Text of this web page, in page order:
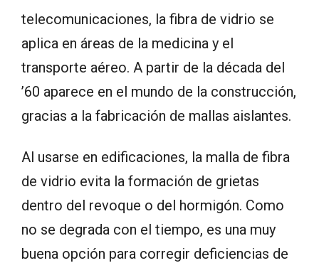
telecomunicaciones, la fibra de vidrio se
aplica en áreas de la medicina y el
transporte aéreo. A partir de la década del
’60 aparece en el mundo de la construcción,
gracias a la fabricación de mallas aislantes.
Al usarse en edificaciones, la malla de fibra
de vidrio evita la formación de grietas
dentro del revoque o del hormigón. Como
no se degrada con el tiempo, es una muy
buena opción para corregir deficiencias de